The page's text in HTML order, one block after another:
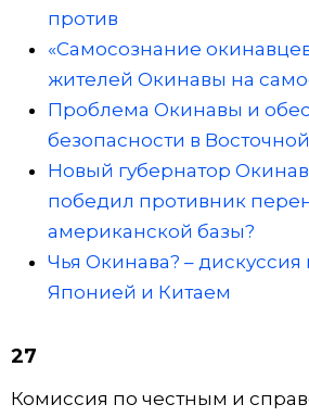
против
«Самосознание
жителей Окинавы на
Проблема Окинавы и
безопасности в
Новый губернатор
победил противник
американской базы?
Чья Окинава? –
Японией и Китаем
27
Комиссия по честным и